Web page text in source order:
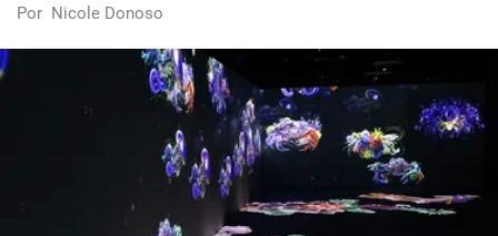
Por Nicole Donoso